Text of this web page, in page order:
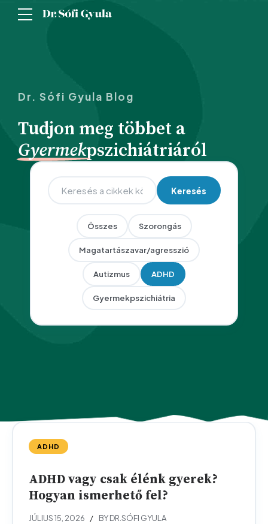
Dr. Sófi Gyula Blog
Tudjon meg többet a
Gyermekpszichiátriáról
Keresés
Összes Szorongás
Magatartászavar/agresszió
Autizmus ADHD
Gyermekpszichiátria
ADHD
ADHD vagy csak élénk gyerek?
Hogyan ismerhető fel?
JÚLIUS 15, 2026 BY DR.SÓFI GYULA